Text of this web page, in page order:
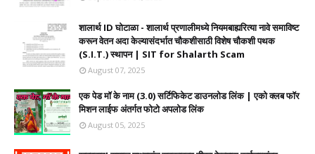
शालार्थ ID घोटाळा - शालार्थ प्रणालीमध्ये नियमबाह्यरित्या नावे समाविष्ट
करून वेतन अदा केल्यासंदर्भात चौकशीसाठी विशेष चौकशी पथक
(S.I.T.) स्थापन | SIT for Shalarth Scam
August 07, 2025
एक पेड मॉ के नाम (3.0) सर्टिफिकेट डाउनलोड लिंक | एको क्लब फॉर
मिशन लाईफ अंतर्गत फोटो अपलोड लिंक
August 05, 2025